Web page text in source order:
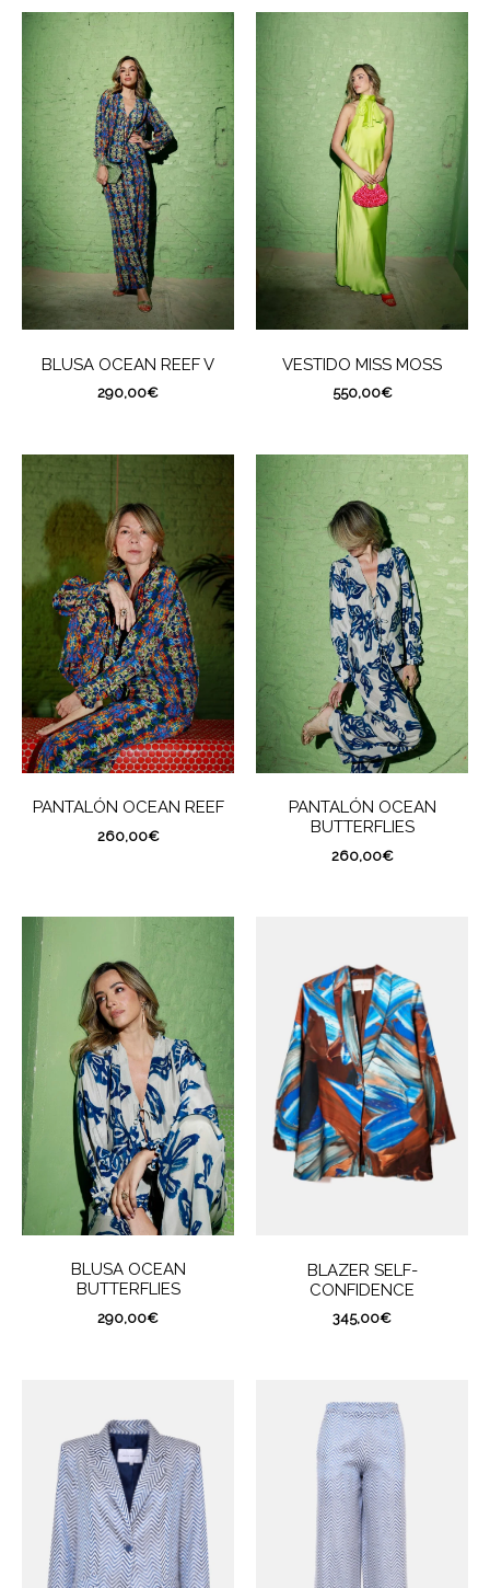
BLUSA OCEAN REEF V
290,00€
VESTIDO MISS MOSS
550,00€
PANTALÓN OCEAN REEF
260,00€
PANTALÓN OCEAN
BUTTERFLIES
260,00€
BLUSA OCEAN
BUTTERFLIES
290,00€
BLAZER SELF-
CONFIDENCE
345,00€